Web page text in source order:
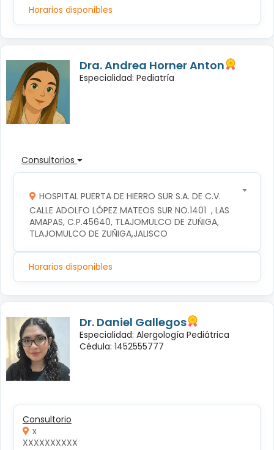
Horarios disponibles
Dra. Andrea Horner Anton
Especialidad: Pediatría
Consultorios
HOSPITAL PUERTA DE HIERRO SUR S.A. DE C.V.
CALLE ADOLFO LÓPEZ MATEOS SUR NO.1401  , LAS
AMAPAS, C.P.45640, TLAJOMULCO DE ZUÑIGA,
TLAJOMULCO DE ZUÑIGA,JALISCO
Horarios disponibles
Dr. Daniel Gallegos
Especialidad: Alergología Pediátrica
Cédula: 1452555777
Consultorio
x
XXXXXXXXXX